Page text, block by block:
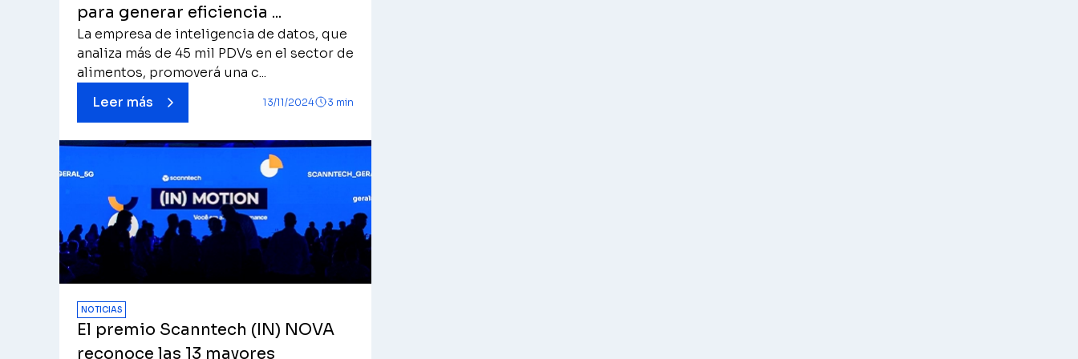
para generar eficiencia ...
La empresa de inteligencia de datos, que
analiza más de 45 mil PDVs en el sector de
alimentos, promoverá una c...
Leer más
13/11/2024 3 min
NOTICIAS
El premio Scanntech (IN) NOVA
reconoce las 13 mayores